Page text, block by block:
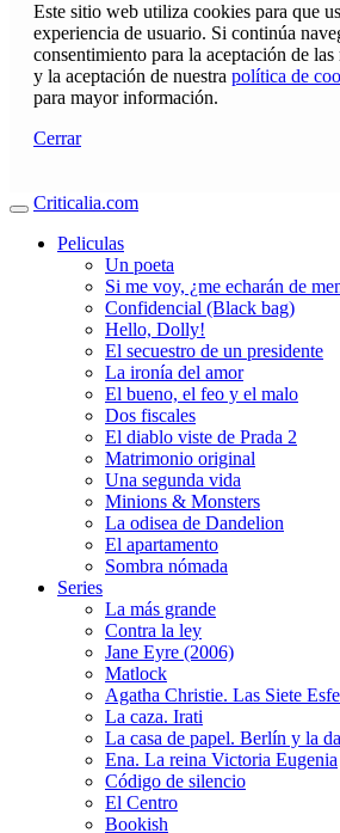
Este sitio web utiliza cookies para que
experiencia de usuario. Si continúa
consentimiento para la aceptación de
y la aceptación de nuestra política de
para mayor información.
Cerrar
Criticalia.com
Peliculas
Un poeta
Si me voy, ¿me echarán de
Confidencial (Black bag)
Hello, Dolly!
El secuestro de un presidente
La ironía del amor
El bueno, el feo y el malo
Dos fiscales
El diablo viste de Prada 2
Matrimonio original
Una segunda vida
Minions & Monsters
La odisea de Dandelion
El apartamento
Sombra nómada
Series
La más grande
Contra la ley
Jane Eyre (2006)
Matlock
Agatha Christie. Las Siete
La caza. Irati
La casa de papel. Berlín y la
Ena. La reina Victoria Eugenia
Código de silencio
El Centro
Bookish